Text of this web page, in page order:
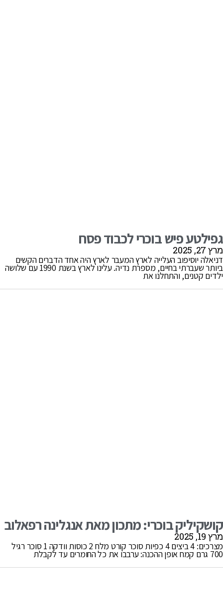
דניאלה יוסיפוב העלייה לארץ המעבר לארץ היה אחד הדברים הקשים
ילדים קטנים, והתחלנו את
מצרכים: 4 ביצים 4 כפיות סוכר קורט מלח 2 כוסות וודקה 1 סוכר רגיל
700 גרם קמח אופן ההכנה: ערבבו את כל החומרים עד לקבלת